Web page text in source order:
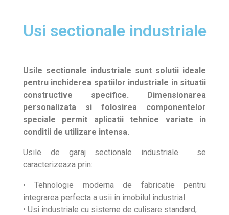
Usi sectionale industriale
Usile sectionale industriale sunt solutii ideale
pentru inchiderea spatiilor industriale in situatii
constructive specifice. Dimensionarea
personalizata si folosirea componentelor
speciale permit aplicatii tehnice variate in
conditii de utilizare intensa.
Usile de garaj sectionale industriale se
caracterizeaza prin:
• Tehnologie moderna de fabricatie pentru
integrarea perfecta a usii in imobilul industrial
• Usi industriale cu sisteme de culisare standard;